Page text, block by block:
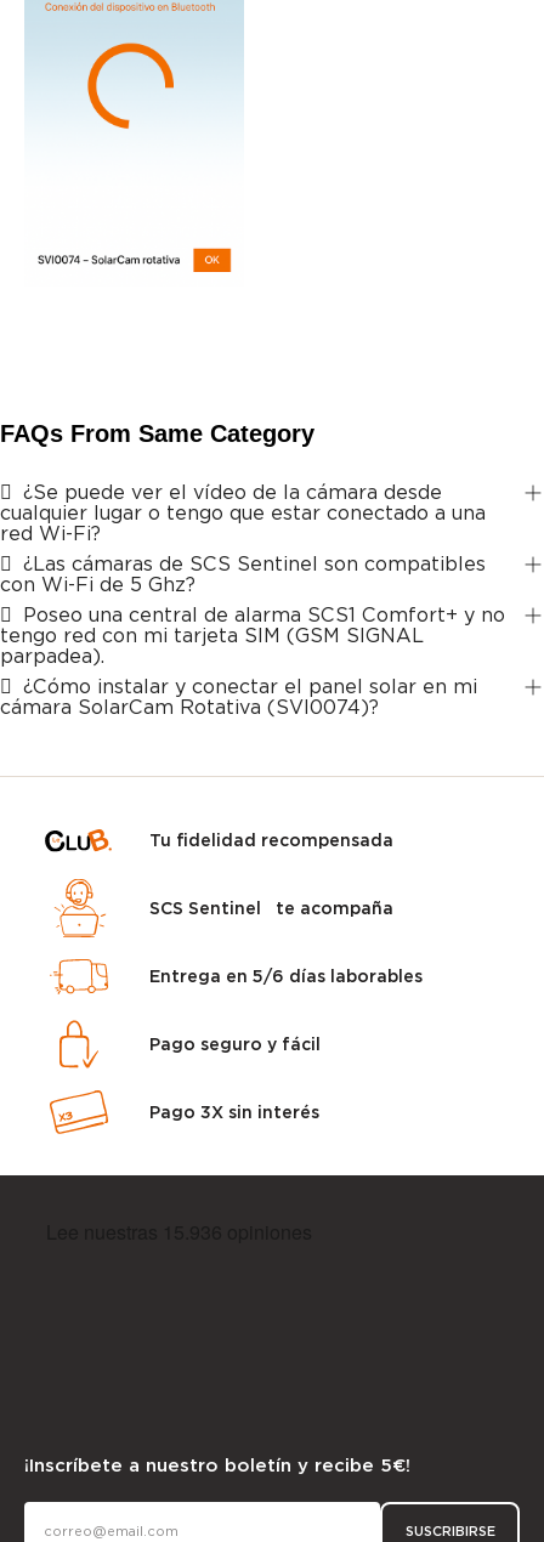
FAQs From Same Category
¿Se puede ver el vídeo de la cámara desde
cualquier lugar o tengo que estar conectado a una
red Wi-Fi?
¿Las cámaras de SCS Sentinel son compatibles
con Wi-Fi de 5 Ghz?
Poseo una central de alarma SCS1 Comfort+ y no
tengo red con mi tarjeta SIM (GSM SIGNAL
parpadea).
¿Cómo instalar y conectar el panel solar en mi
cámara SolarCam Rotativa (SVI0074)?
Tu fidelidad recompensada
SCS Sentinel te acompaña
Entrega en 5/6 días laborables
Pago seguro y fácil
Pago 3X sin interés
¡Inscríbete a nuestro boletín y recibe 5€!
SUSCRIBIRSE